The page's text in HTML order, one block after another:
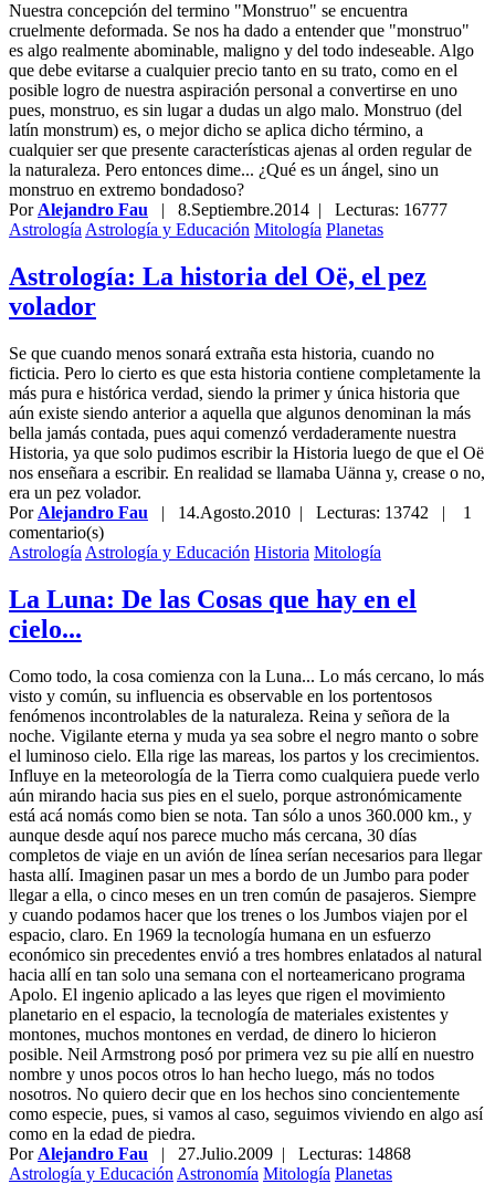
Nuestra concepción del termino "Monstruo" se encuentra
cruelmente deformada. Se nos ha dado a entender que "monstruo"
es algo realmente abominable, maligno y del todo indeseable. Algo
que debe evitarse a cualquier precio tanto en su trato, como en el
posible logro de nuestra aspiración personal a convertirse en uno
pues, monstruo, es sin lugar a dudas un algo malo. Monstruo (del
latín monstrum) es, o mejor dicho se aplica dicho término, a
cualquier ser que presente características ajenas al orden regular de
la naturaleza. Pero entonces dime... ¿Qué es un ángel, sino un
monstruo en extremo bondadoso?
Por Alejandro Fau | 8.Septiembre.2014 | Lecturas: 16777
Astrología Astrología y Educación Mitología Planetas
Astrología: La historia del Oë, el pez
volador
Se que cuando menos sonará extraña esta historia, cuando no
ficticia. Pero lo cierto es que esta historia contiene completamente la
más pura e histórica verdad, siendo la primer y única historia que
aún existe siendo anterior a aquella que algunos denominan la más
bella jamás contada, pues aqui comenzó verdaderamente nuestra
Historia, ya que solo pudimos escribir la Historia luego de que el Oë
nos enseñara a escribir. En realidad se llamaba Uänna y, crease o no,
era un pez volador.
Por Alejandro Fau | 14.Agosto.2010 | Lecturas: 13742 |
1
comentario(s)
Astrología Astrología y Educación Historia Mitología
La Luna: De las Cosas que hay en el
cielo...
Como todo, la cosa comienza con la Luna... Lo más cercano, lo más
visto y común, su influencia es observable en los portentosos
fenómenos incontrolables de la naturaleza. Reina y señora de la
noche. Vigilante eterna y muda ya sea sobre el negro manto o sobre
el luminoso cielo. Ella rige las mareas, los partos y los crecimientos.
Influye en la meteorología de la Tierra como cualquiera puede verlo
aún mirando hacia sus pies en el suelo, porque astronómicamente
está acá nomás como bien se nota. Tan sólo a unos 360.000 km., y
aunque desde aquí nos parece mucho más cercana, 30 días
completos de viaje en un avión de línea serían necesarios para llegar
hasta allí. Imaginen pasar un mes a bordo de un Jumbo para poder
llegar a ella, o cinco meses en un tren común de pasajeros. Siempre
y cuando podamos hacer que los trenes o los Jumbos viajen por el
espacio, claro. En 1969 la tecnología humana en un esfuerzo
económico sin precedentes envió a tres hombres enlatados al natural
hacia allí en tan solo una semana con el norteamericano programa
Apolo. El ingenio aplicado a las leyes que rigen el movimiento
planetario en el espacio, la tecnología de materiales existentes y
montones, muchos montones en verdad, de dinero lo hicieron
posible. Neil Armstrong posó por primera vez su pie allí en nuestro
nombre y unos pocos otros lo han hecho luego, más no todos
nosotros. No quiero decir que en los hechos sino concientemente
como especie, pues, si vamos al caso, seguimos viviendo en algo así
como en la edad de piedra.
Por Alejandro Fau | 27.Julio.2009 | Lecturas: 14868
Astrología y Educación Astronomía Mitología Planetas